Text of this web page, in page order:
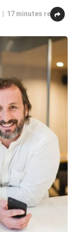
17 minutes read